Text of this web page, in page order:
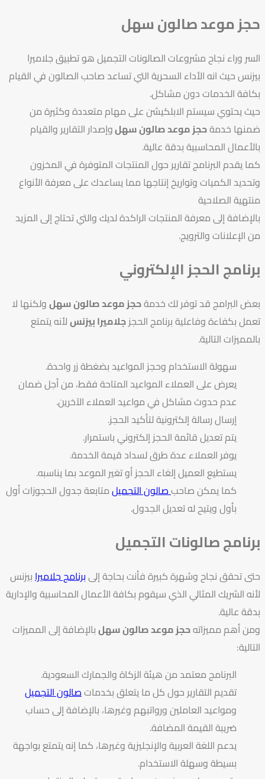
حجز موعد صالون سهل
السر وراء نجاح مشروعات الصالونات التجميل هو تطبيق جلاميرا
بيزنس حيث انه الأداء السحرية التي تساعد صاحب الصالون في القيام
بكافة الخدمات دون مشاكل.
حيث يحتوي سيستم الابلكيشن على مهام متعددة وكثيرة من
ضمنها خدمةحجز موعد صالون سهلوإصدار التقارير والقيام
بالأعمال المحاسبية بدقة عالية.
كما يقدم البرنامج تقارير حول المنتجات المتوفرة في المخزون
وتحديد الكميات وتواريخ إنتاجها مما يساعدك على معرفة الأنواع
منتهية الصلاحية
بالإضافة إلى معرفة المنتجات الراكدة لديك والتي تحتاج إلى المزيد
من الإعلانات والترويج.
برنامج الحجز الإلكتروني
بعض البرامج قد توفر لك خدمةحجز موعد صالون سهلولكنها لا
تعمل بكفاءة وفاعلية برنامج الحجزجلاميرا بيزنسلأنه يتمتع
بالمميزات التالية.
سهولة الاستخدام وحجز المواعيد بضغطة زر واحدة.
يعرض على العملاء المواعيد المتاحة فقط، من أجل ضمان
عدم حدوث مشاكل في مواعيد العملاء الآخرين.
إرسال رسالة إلكترونية لتأكيد الحجز.
يتم تعديل قائمة الحجز إلكتروني باستمرار.
يوفر العملاء عدة طرق لسداد قيمة الخدمة.
يستطيع العميل إلغاء الحجز أو تغير الموعد بما يناسبه.
كما يمكن صاحبصالون التجميلمتابعة جدول الحجوزات أول
بأول ويتيح له تعديل الجدول.
برنامج صالونات التجميل
حتى تحقق نجاح وشهرة كبيرة فأنت بحاجة إلىبرنامج جلاميرابيزنس
لأنه الشريك المثالي الذي سيقوم بكافة الأعمال المحاسبية والإدارية
بدقة عالية.
ومن أهم مميزاتهحجز موعد صالون سهلبالإضافة إلى المميزات
التالية:
البرنامج معتمد من هيئة الزكاة والجمارك السعودية.
تقديم التقارير حول كل ما يتعلق بخدماتصالون التجميل
ومواعيد العاملين ورواتبهم وغيرها، بالإضافة إلى حساب
ضريبة القيمة المضافة.
يدعم اللغة العربية والإنجليزية وغيرها، كما إنه يتمتع بواجهة
بسيطة وسهلة الاستخدام.